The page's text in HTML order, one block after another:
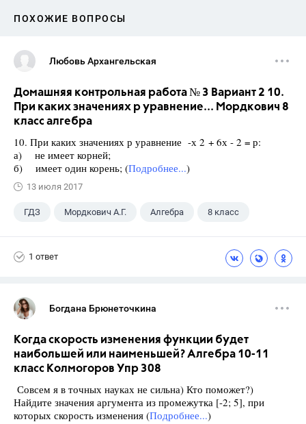
ПОХОЖИЕ ВОПРОСЫ
Любовь Архангельская
Домашняя контрольная работа № 3 Вариант 2 10.
При каких значениях р уравнение... Мордкович 8
класс алгебра
10. При каких значениях р уравнение -х 2 + 6х - 2 = р:
а) не имеет корней;
б) имеет один корень; (Подробнее...)
13 июля 2017
ГДЗ Мордкович А.Г. Алгебра 8 класс
1 ответ
Богдана Брюнеточкина
Когда скорость изменения функции будет
наибольшей или наименьшей? Алгебра 10-11
класс Колмогоров Упр 308
Совсем я в точных науках не сильна) Кто поможет?)
Найдите значения аргумента из промежутка [-2; 5], при
которых скорость изменения (Подробнее...)